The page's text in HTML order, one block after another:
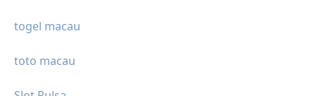
togel macau
toto macau